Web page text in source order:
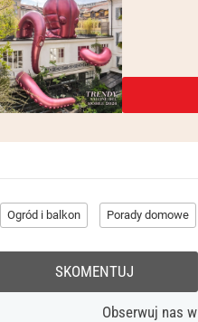
Ogród i balkon Porady domowe
Obserwuj nas w
SKOMENTUJ